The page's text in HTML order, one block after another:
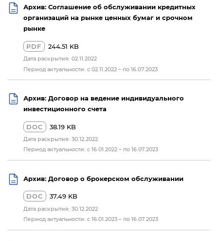
Архив: Соглашение об обслуживании кредитных
организаций на рынке ценных бумаг и срочном
рынке
PDF 244.51 KB
Дата раскрытия: 02.11.2022
Период актуальности: с 02.11.2022 – по 16.07.2023
Архив: Договор на ведение индивидуального
инвестиционного счета
DOC 38.19 KB
Дата раскрытия: 30.12.2022
Период актуальности: с 16.01.2022 – по 16.07.2023
Архив: Договор о брокерском обслуживании
DOC 37.49 KB
Дата раскрытия: 30.12.2022
Период актуальности: с 16.01.2023 – по 16.07.2023